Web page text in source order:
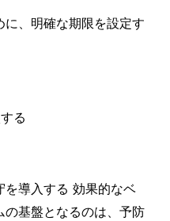
、明確な期限を設定す
る
を導入する 効果的なベ
の基盤となるのは、予防